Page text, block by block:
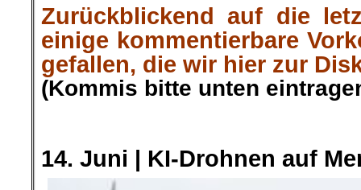
Zurückblickend auf die
einige kommentierbare
gefallen, die wir hier zur
(Kommis bitte unten
14. Juni | KI-Drohnen auf